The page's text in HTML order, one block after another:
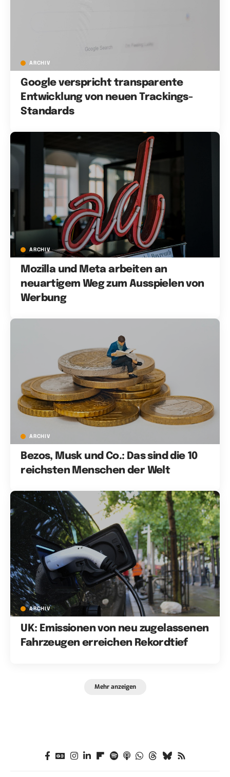
ARCHIV
Google verspricht transparente
Entwicklung von neuen Trackings-
Standards
ARCHIV
Mozilla und Meta arbeiten an
neuartigem Weg zum Ausspielen von
Werbung
ARCHIV
Bezos, Musk und Co.: Das sind die 10
reichsten Menschen der Welt
ARCHIV
UK: Emissionen von neu zugelassenen
Fahrzeugen erreichen Rekordtief
Mehr anzeigen